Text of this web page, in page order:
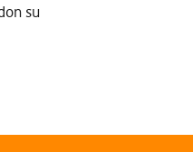
su